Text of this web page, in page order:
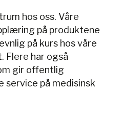
hos oss. Våre
på produktene
på kurs hos våre
Flere har også
gir offentlig
service på medisinsk